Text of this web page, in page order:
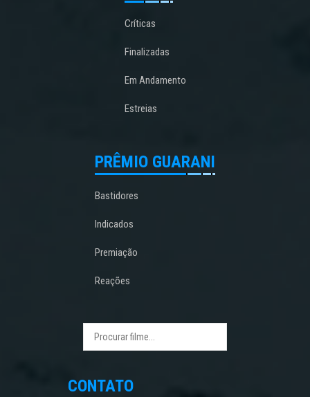
Críticas
Finalizadas
Em Andamento
Estreias
PRÊMIO GUARANI
Bastidores
Indicados
Premiação
Reações
CONTATO